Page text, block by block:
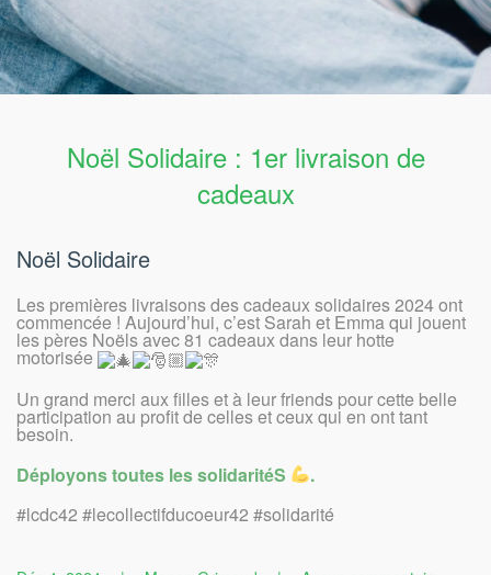
Noël Solidaire : 1er livraison de
cadeaux
Noël Solidaire
Les premières livraisons des cadeaux solidaires 2024 ont
commencée ! Aujourd’hui, c’est Sarah et Emma qui jouent
les pères Noëls avec 81 cadeaux dans leur hotte
motorisée
Un grand merci aux filles et à leur friends pour cette belle
participation au profit de celles et ceux qui en ont tant
besoin.
Déployons toutes les solidaritéS
.
#lcdc42 #lecollectifducoeur42 #solidarité